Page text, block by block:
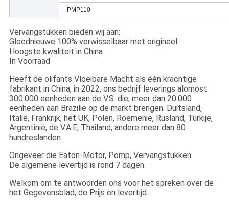
PMP110
Vervangstukken bieden wij aan:
Gloednieuwe 100% verwisselbaar met origineel
Hoogste kwaliteit in China
In Voorraad
Heeft de olifants Vloeibare Macht als één krachtige
fabrikant in China, in 2022, ons bedrijf leverings alomost
300.000 eenheden aan de V.S. die, meer dan 20.000
eenheden aan Brazilië op de markt brengen. Duitsland,
Italië, Frankrijk, het UK, Polen, Roemenië, Rusland, Turkije,
Argentinië, de V.A.E, Thailand, andere meer dan 80
hundreslanden.
Ongeveer die Eaton-Motor, Pomp, Vervangstukken
De algemene levertijd is rond 7 dagen.
Welkom om te antwoorden ons voor het spreken over de
het Gegevensblad, de Prijs en levertijd.